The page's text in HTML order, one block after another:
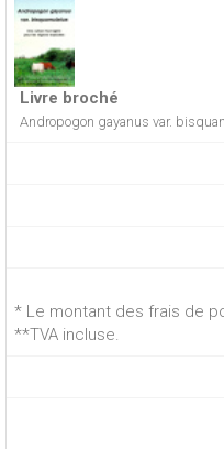
Livre broché
Andropogon gayanus var.
* Le montant des frais de
**TVA incluse.